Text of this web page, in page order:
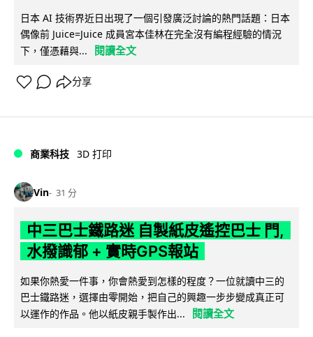
日本 AI 技術界近日出現了一個引發廣泛討論的熱門話題：日本
偶像前 Juice=Juice 成員宮本佳林在完全沒有編程經驗的情況
下，僅憑藉與...
閱讀全文
分享
商業科技 3D 打印
Vin 31 分
中三巴士鐵路迷 自製紙皮遙控巴士 門,
水撥識郁 + 實時GPS報站
如果你熱愛一件事，你會熱愛到怎樣的程度？一位就讀中三的
巴士鐵路迷，選擇由零開始，把自己的興趣一步步變成真正可
以運作的作品。他以紙皮親手製作出...
閱讀全文